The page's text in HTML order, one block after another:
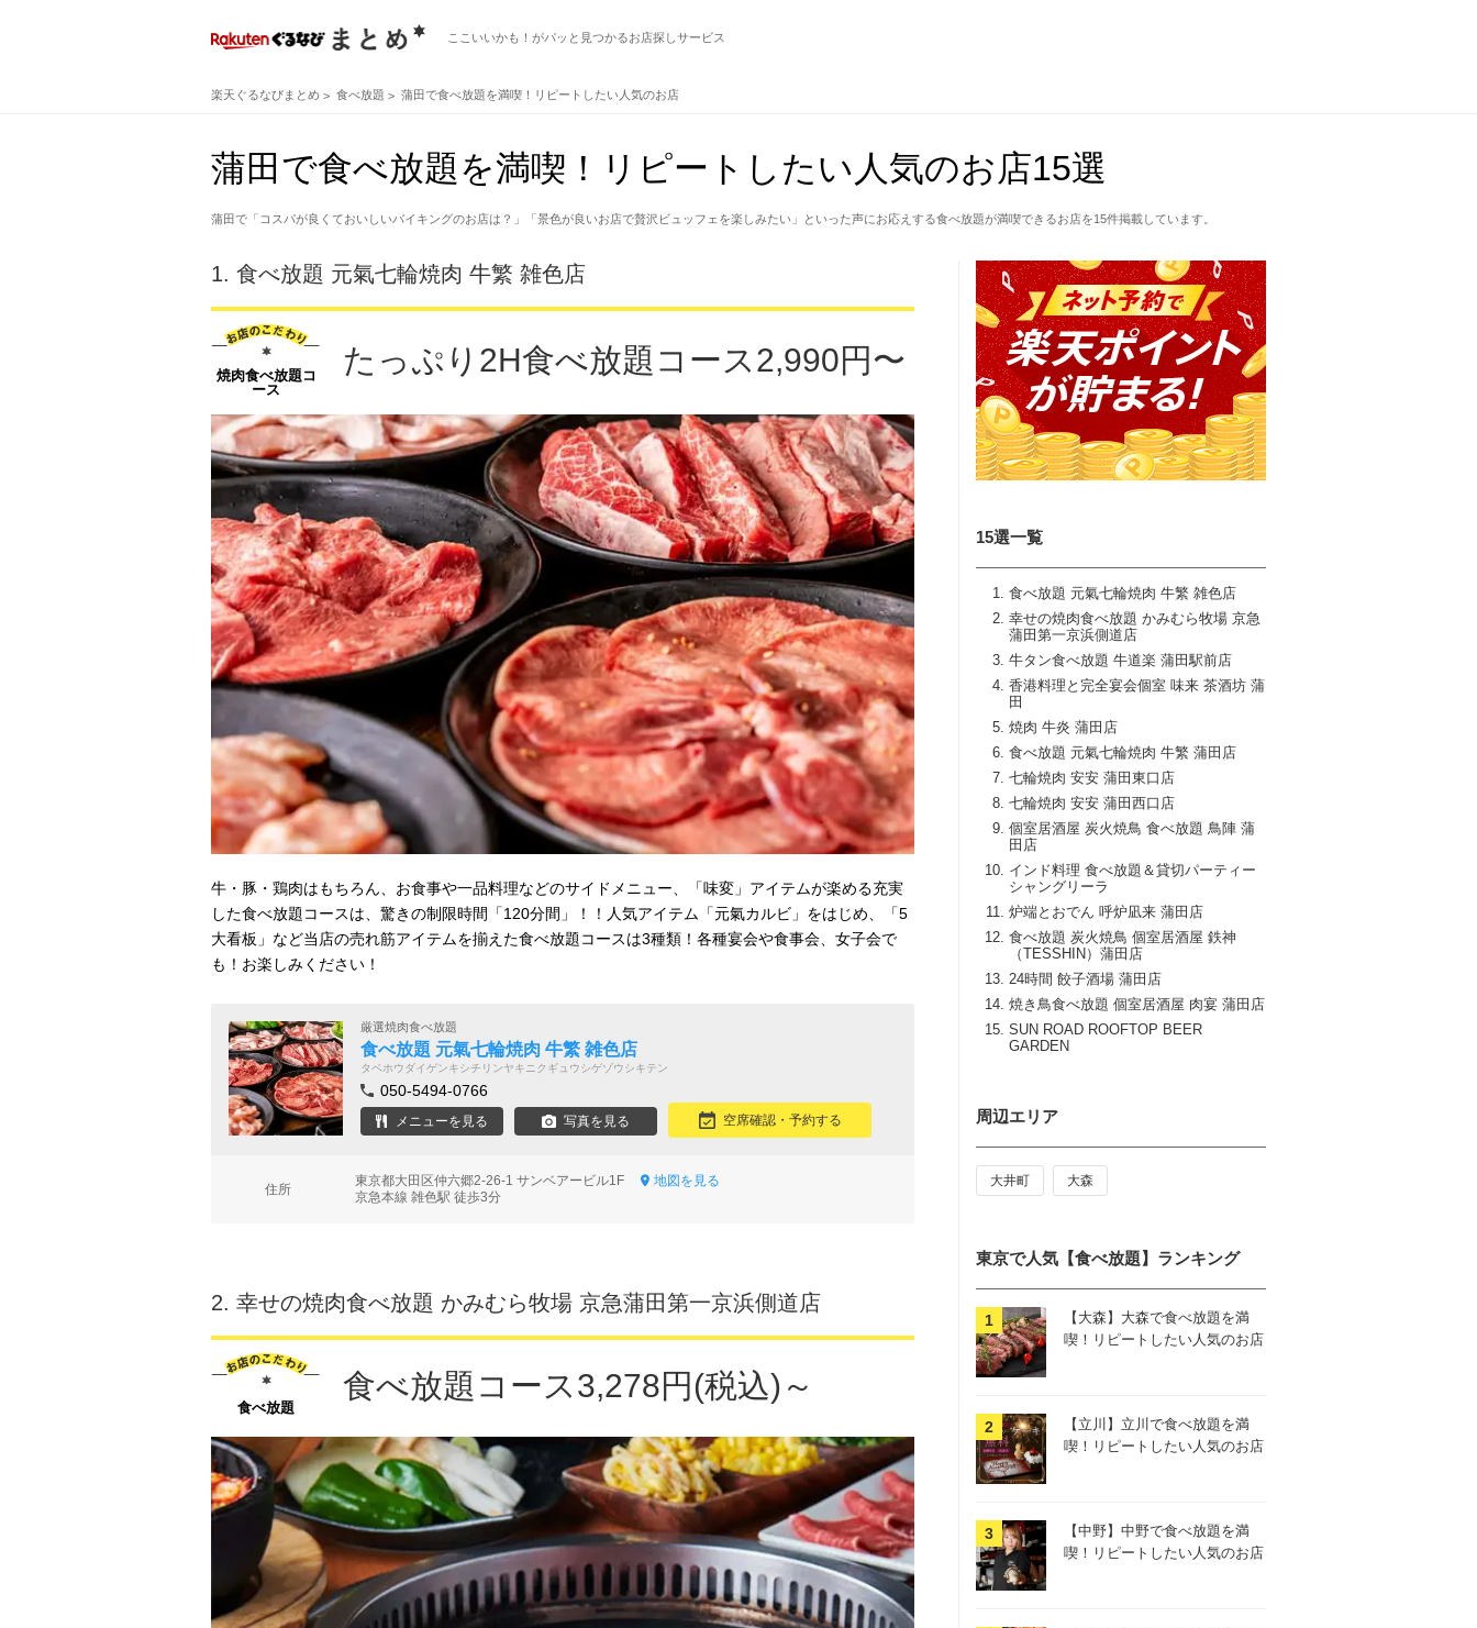
ここいいかも！がパッと見つかるお店探しサービス
楽天ぐるなびまとめ 食べ放題 蒲田で食べ放題を満喫！リピートしたい人気のお店
蒲田で食べ放題を満喫！リピートしたい人気のお店15選
蒲田で「コスパが良くておいしいバイキングのお店は？」「景色が良いお店で贅沢ビュッフェを楽しみたい」といった声にお応えする食べ放題が満喫できるお店を15件掲載しています。
15選一覧
食べ放題 元氣七輪焼肉 牛繁 雑色店
幸せの焼肉食べ放題 かみむら牧場 京急
蒲田第一京浜側道店
牛タン食べ放題 牛道楽 蒲田駅前店
香港料理と完全宴会個室 味来 茶酒坊 蒲
田
焼肉 牛炎 蒲田店
食べ放題 元氣七輪焼肉 牛繁 蒲田店
七輪焼肉 安安 蒲田東口店
七輪焼肉 安安 蒲田西口店
個室居酒屋 炭火焼鳥 食べ放題 鳥陣 蒲
田店
インド料理 食べ放題＆貸切パーティー
シャングリーラ
炉端とおでん 呼炉凪来 蒲田店
食べ放題 炭火焼鳥 個室居酒屋 鉄神
（TESSHIN）蒲田店
24時間 餃子酒場 蒲田店
焼き鳥食べ放題 個室居酒屋 肉宴 蒲田店
SUN ROAD ROOFTOP BEER
GARDEN
1. 食べ放題 元氣七輪焼肉 牛繁 雑色店
焼肉食べ放題コ
ース
たっぷり2H食べ放題コース2,990円〜
牛・豚・鶏肉はもちろん、お食事や一品料理などのサイドメニュー、「味変」アイテムが楽める充実
した食べ放題コースは、驚きの制限時間「120分間」！！人気アイテム「元氣カルビ」をはじめ、「5
大看板」など当店の売れ筋アイテムを揃えた食べ放題コースは3種類！各種宴会や食事会、女子会で
も！お楽しみください！
厳選焼肉食べ放題
食べ放題 元氣七輪焼肉 牛繁 雑色店
タベホウダイゲンキシチリンヤキニクギュウシゲゾウシキテン
050-5494-0766
メニューを見る 写真を見る 空席確認・予約する
住所
東京都大田区仲六郷2-26-1 サンベアービル1F
地図を見る
京急本線 雑色駅 徒歩3分
2. 幸せの焼肉食べ放題 かみむら牧場 京急蒲田第一京浜側道店
食べ放題
食べ放題コース3,278円(税込)～
周辺エリア
大井町 大森
東京で人気【食べ放題】ランキング
【大森】大森で食べ放題を満
喫！リピートしたい人気のお店
【立川】立川で食べ放題を満
喫！リピートしたい人気のお店
【中野】中野で食べ放題を満
喫！リピートしたい人気のお店